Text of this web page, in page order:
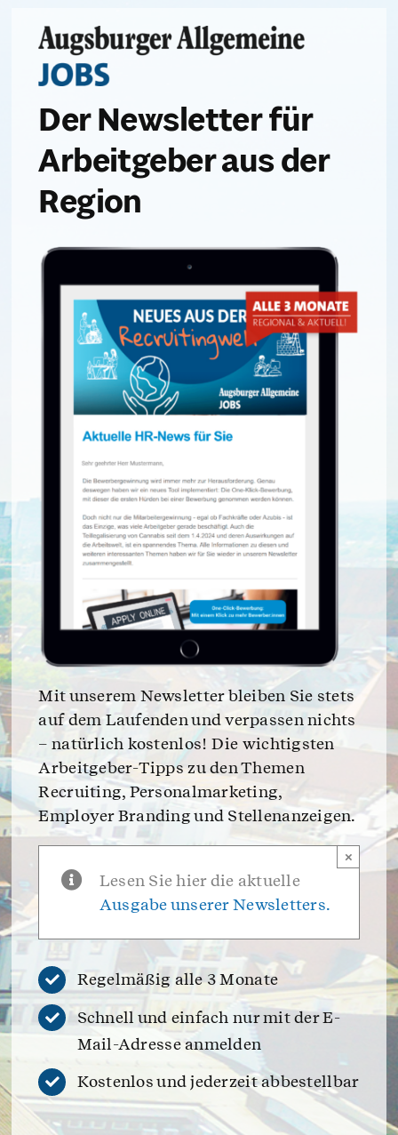
Inhalt
springen
Der Newsletter für
Arbeitgeber aus der
Region
Mit unserem Newsletter bleiben Sie stets
auf dem Laufenden und verpassen nichts
– natürlich kostenlos! Die wichtigsten
Arbeitgeber-Tipps zu den Themen
Recruiting, Personalmarketing,
Employer Branding und Stellenanzeigen.
Lesen Sie hier die aktuelle
Ausgabe unserer Newsletters.
×
Regelmäßig alle 3 Monate
Schnell und einfach nur mit der E-
Mail-Adresse anmelden
Kostenlos und jederzeit abbestellbar